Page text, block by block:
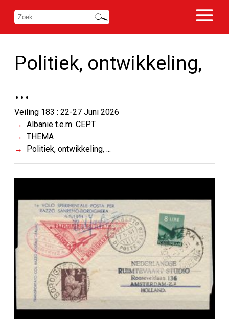
Politiek, ontwikkeling,
...
Veiling 183 : 22-27 Juni 2026
Albanië t.e.m. CEPT
THEMA
Politiek, ontwikkeling, ...